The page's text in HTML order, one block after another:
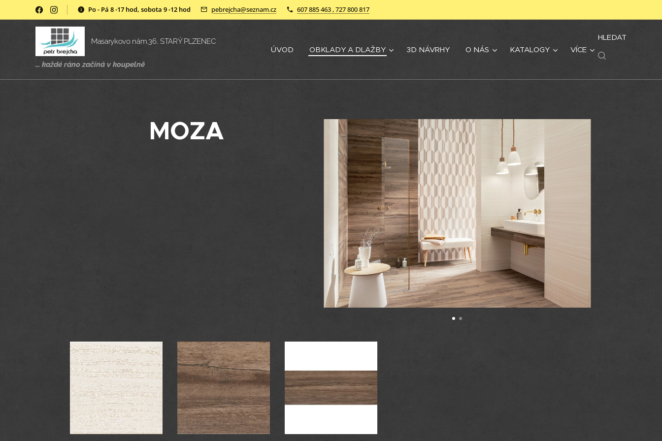
Po - Pá 8 -17 hod, sobota 9 -12 hod pebrejcha@seznam.cz 607 885 463 , 727 800 817
Masarykovo nám.36, STARÝ PLZENEC
... každé ráno začíná v koupelně
ÚVOD OBKLADY A DLAŽBY 3D NÁVRHY O NÁS KATALOGY VÍCE
HLEDAT
MOZA